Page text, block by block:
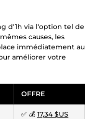
d'1h via l'option tel de
causes, les
immédiatement au
améliorer votre
OFFRE
✅ 💰 17,34 $US